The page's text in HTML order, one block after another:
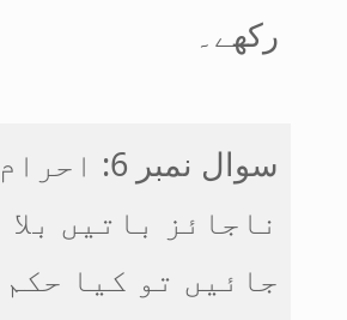
رکھے۔
سوال نمبر 6:
ناجائز باتیں بلا
جائیں تو کیا